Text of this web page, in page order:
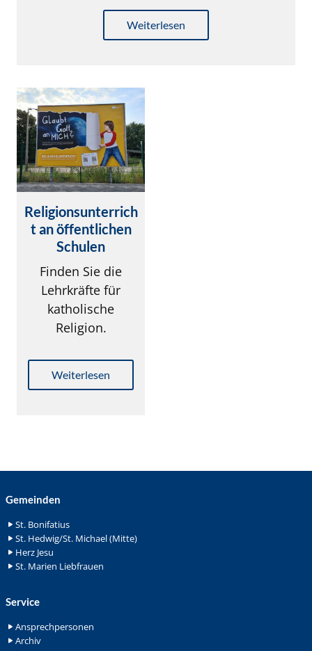
Weiterlesen
Religionsunterrich
t an öffentlichen
Schulen
Finden Sie die
Lehrkräfte für
katholische
Religion.
Weiterlesen
Gemeinden
St. Bonifatius
St. Hedwig/St. Michael (Mitte)
Herz Jesu
St. Marien Liebfrauen
Service
Ansprechpersonen
Archiv